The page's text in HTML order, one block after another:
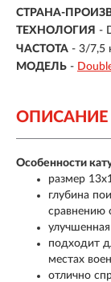
СТРАНА-
ТЕХНОЛОГИЯ -
ЧАСТОТА - 3/7,5
МОДЕЛЬ -
ОПИСАНИЕ
Особенности
размер
глубина
сравнению
подходит
местах
отлично